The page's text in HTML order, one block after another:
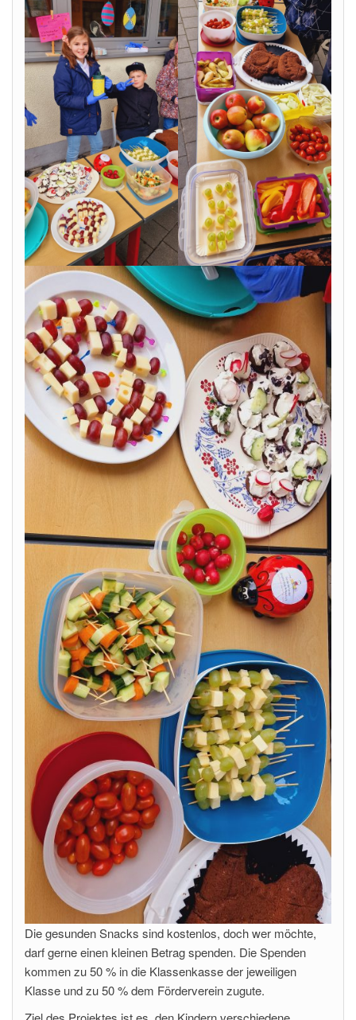
Die gesunden Snacks sind kostenlos, doch wer möchte,
darf gerne einen kleinen Betrag spenden. Die Spenden
kommen zu 50 % in die Klassenkasse der jeweiligen
Klasse und zu 50 % dem Förderverein zugute.